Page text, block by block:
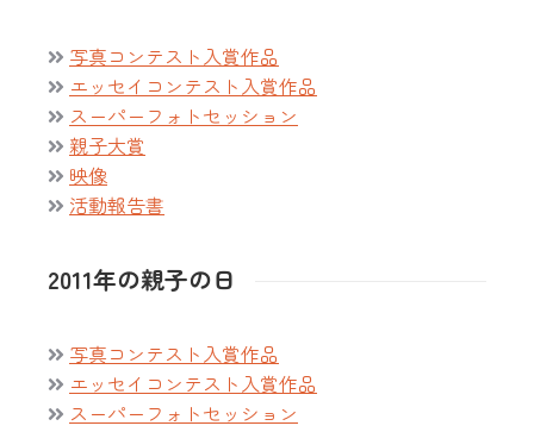
写真コンテスト入賞作品
エッセイコンテスト入賞作品
スーパーフォトセッション
親子大賞
映像
活動報告書
2011年の親子の日
写真コンテスト入賞作品
エッセイコンテスト入賞作品
スーパーフォトセッション